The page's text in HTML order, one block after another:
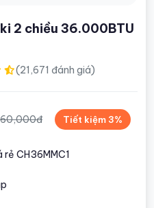
2 chiều 36.000BTU
(21,671 đánh giá)
Tiết kiệm 3%
CH36MMC1